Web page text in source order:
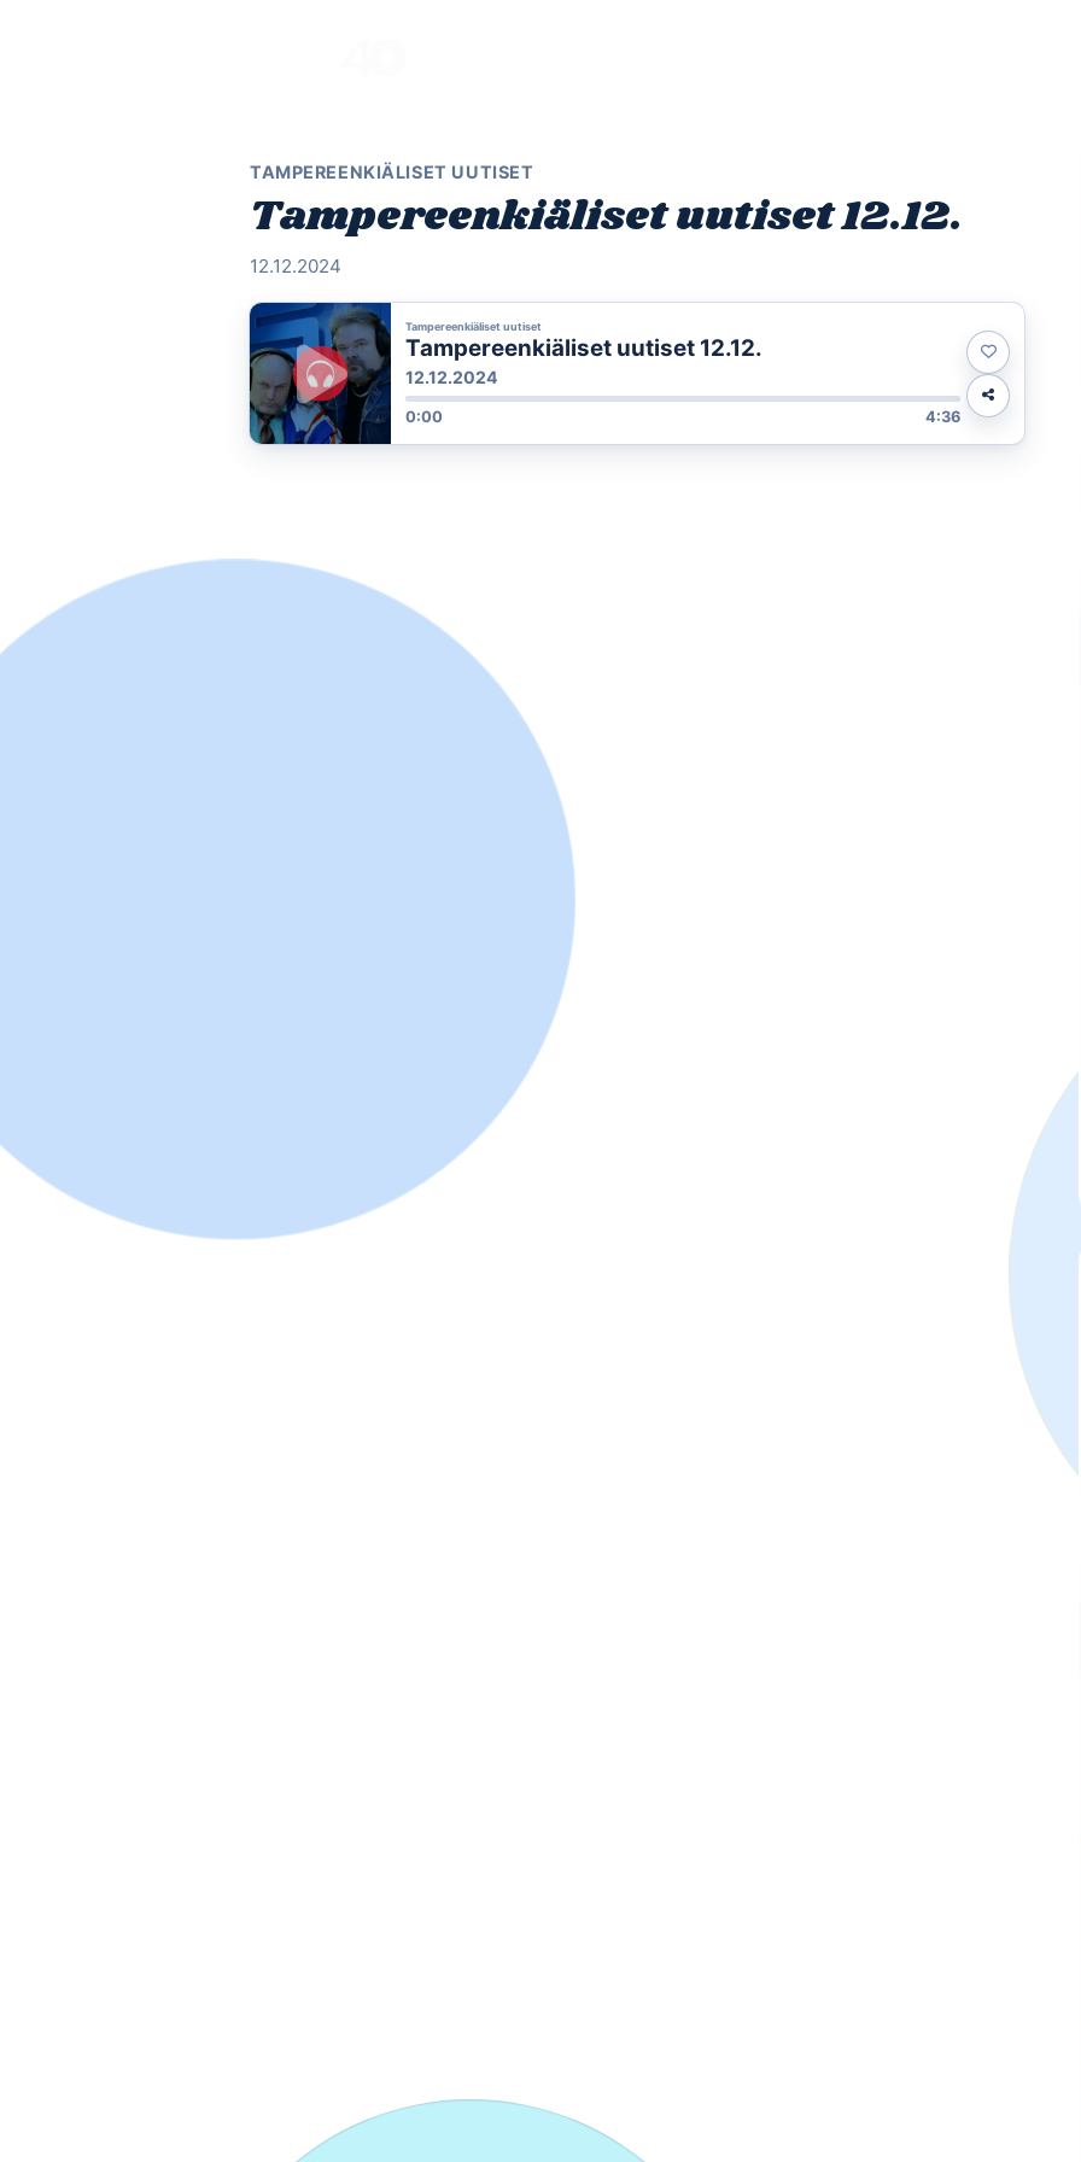
TAMPEREENKIÄLISET UUTISET
Tampereenkiäliset uutiset 12.12.
12.12.2024
Tampereenkiäliset uutiset
Tampereenkiäliset uutiset 12.12.
12.12.2024
0:00 4:36